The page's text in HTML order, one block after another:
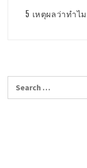
5 เหตุผลว่าทำไม
for: